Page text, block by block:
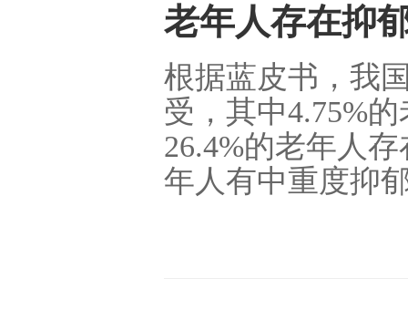
老年人存在抑
根据蓝皮书，我
受，其中4.75%
26.4%的老年人
年人有中重度抑